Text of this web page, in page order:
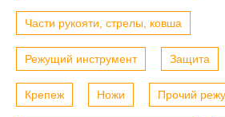
Части рукояти, стрелы, ковша
Режущий инструмент Защита
Крепеж Ножи Прочий